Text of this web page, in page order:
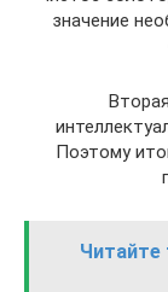
значение
Поэтому
Читайте